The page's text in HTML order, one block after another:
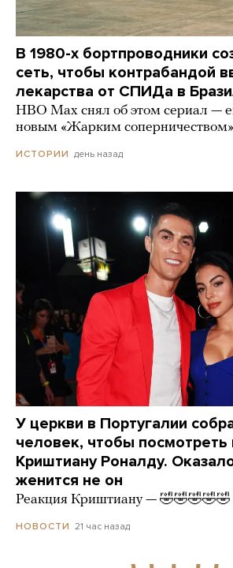
В 1980-х бортпроводники
сеть, чтобы контрабандой
лекарства от СПИДа в
HBO Max снял об этом сериал —
новым «Жарким соперничеством»
ИСТОРИИ день назад
У церкви в Португалии
человек, чтобы посмотреть
Криштиану Роналду.
женится не он
Реакция Криштиану — 🤣🤣🤣🤣🤣
НОВОСТИ 21 час назад